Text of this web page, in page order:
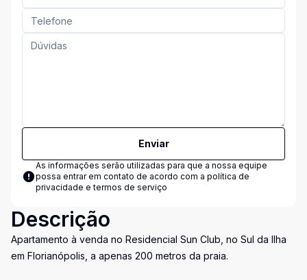
Enviar
As informações serão utilizadas para que a nossa equipe
possa entrar em contato de acordo com a política de
privacidade e termos de serviço
Descrição
Apartamento à venda no Residencial Sun Club, no Sul da Ilha
em Florianópolis, a apenas 200 metros da praia.